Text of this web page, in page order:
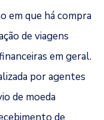
em que há compra
de viagens
em geral.
por agentes
de moeda
de